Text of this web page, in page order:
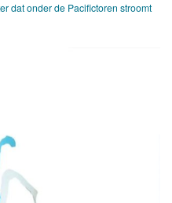
dat onder de Pacifictoren stroomt